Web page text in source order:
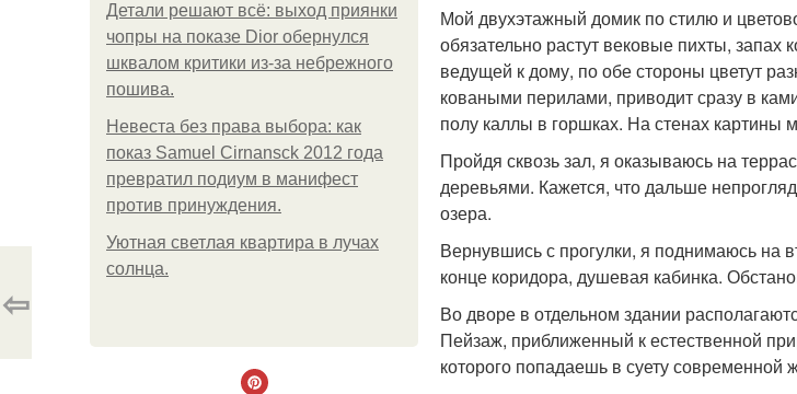
Детали решают всё: выход приянки
чопры на показе Dior обернулся
шквалом критики из-за небрежного
пошива.
Невеста без права выбора: как
показ Samuel Cirnansck 2012 года
превратил подиум в манифест
против принуждения.
Уютная светлая квартира в лучах
солнца.
Мой двухэтажный домик по стилю и
обязательно растут вековые пихты, запах
ведущей к дому, по обе стороны цветут
коваными перилами, приводит сразу в
полу каллы в горшках. На стенах картины
Пройдя сквозь зал, я оказываюсь на
деревьями. Кажется, что дальше
озера.
Вернувшись с прогулки, я поднимаюсь на
конце коридора, душевая кабинка.
Во дворе в отдельном здании
Пейзаж, приближенный к естественной
которого попадаешь в суету
⇦